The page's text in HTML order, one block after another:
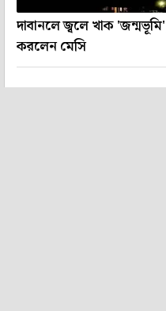
দাবানলে জ্বলে খাক
করলেন মেসি